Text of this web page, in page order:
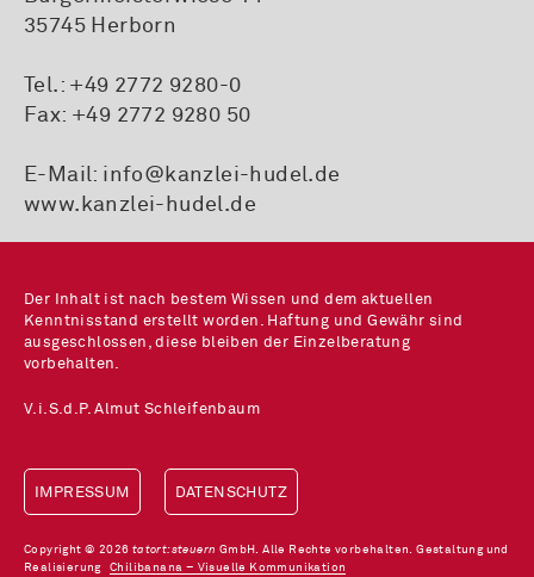
35745 Herborn
Tel.: +49 2772 9280-0
Fax: +49 2772 9280 50
E-Mail: info@kanzlei-hudel.de
www.kanzlei-hudel.de
Der Inhalt ist nach bestem Wissen und dem aktuellen
Kenntnisstand erstellt worden. Haftung und Gewähr sind
ausgeschlossen, diese bleiben der Einzelberatung
vorbehalten.
V.i.S.d.P. Almut Schleifenbaum
IMPRESSUM DATENSCHUTZ
Copyright © 2026 tatort:steuern GmbH. Alle Rechte vorbehalten. Gestaltung und
RealisierungChilibanana – Visuelle Kommunikation